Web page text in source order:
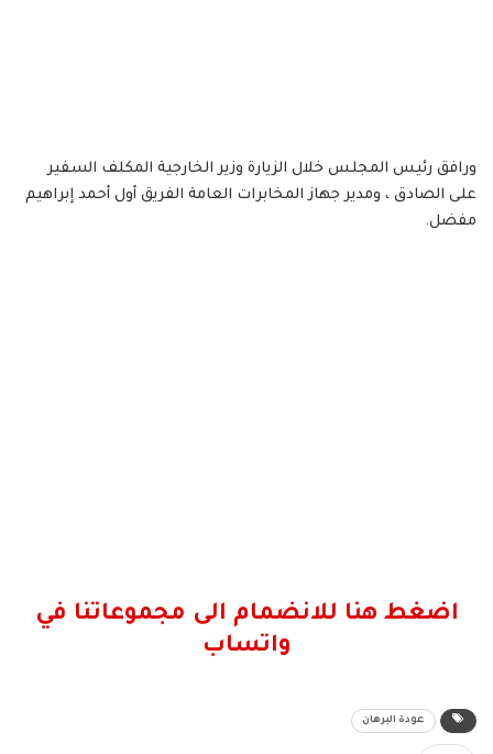
ورافق رئيس المجلس خلال الزيارة وزير الخارجية المكلف السفير
على الصادق ، ومدير جهاز المخابرات العامة الفريق أول أحمد إبراهيم
مفضل.
اضغط هنا للانضمام الى مجموعاتنا في
واتساب
عودة البرهان